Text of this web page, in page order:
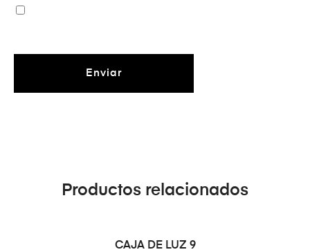
Productos relacionados
LEER MÁS
CAJA DE LUZ 9